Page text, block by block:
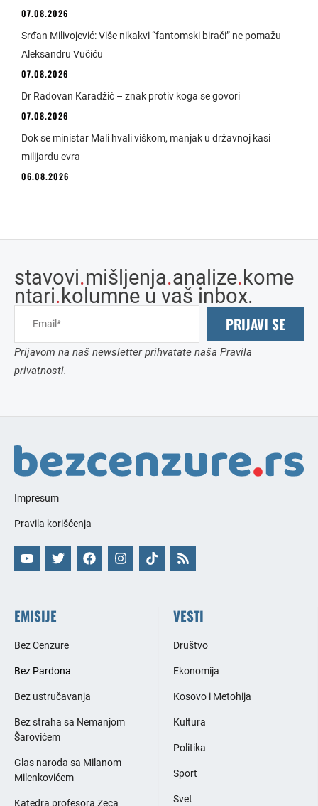
07.08.2026
Srđan Milivojević: Više nikakvi “fantomski birači” ne pomažu
Aleksandru Vučiću
07.08.2026
Dr Radovan Karadžić – znak protiv koga se govori
07.08.2026
Dok se ministar Mali hvali viškom, manjak u državnoj kasi
milijardu evra
06.08.2026
stavovi.mišljenja.analize.kome
ntari.kolumne u vaš inbox.
PRIJAVI SE
Prijavom na naš newsletter prihvatate naša Pravila
privatnosti.
Impresum
Pravila korišćenja
EMISIJE
Bez Cenzure
Bez Pardona
Bez ustručavanja
Bez straha sa Nemanjom
Šarovićem
Glas naroda sa Milanom
Milenkovićem
Katedra profesora Zeca
VESTI
Društvo
Ekonomija
Kosovo i Metohija
Kultura
Politika
Sport
Svet